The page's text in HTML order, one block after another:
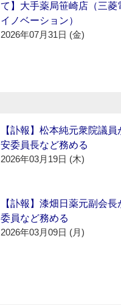
て】大手薬局笹崎店（三菱
イノベーション）
2026年07月31日 (金)
【訃報】松本純元衆院議員
安委員長など務める
2026年03月19日 (木)
【訃報】漆畑日薬元副会長
委員など務める
2026年03月09日 (月)